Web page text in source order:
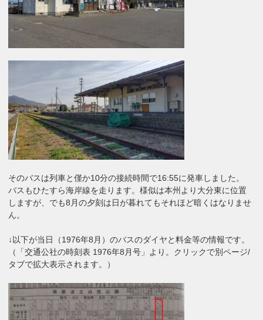
そのバスは列車と僅か10分の接続時間で16:55に発車しました。
バスもひたすら海岸線を走ります。様似は本州より大分東に位置
しますが、でも8月の夕刻は日が暮れてもそれほど暗くはなりませ
ん。
↓以下が当日（1976年8月）のバスのダイヤと料金等の情報です。
（「交通公社の時刻表 1976年8月号」より。クリックで別ページ/
タブで拡大表示されます。）